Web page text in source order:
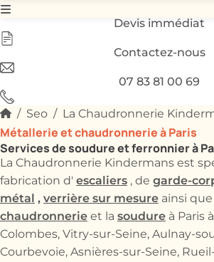
Devis immédiat
Contactez-nous
07 83 81 00 69
Seo La Chaudronnerie
Services de soudure et ferronnier à
Métallerie et chaudronnerie à Paris
La Chaudronnerie Kindermans est
fabrication d' escaliers , de garde-
métal,verrière sur mesure ainsi
chaudronnerieet la soudure à Paris
Colombes, Vitry-sur-Seine, Aulnay-
Courbevoie, Asnières-sur-Seine,